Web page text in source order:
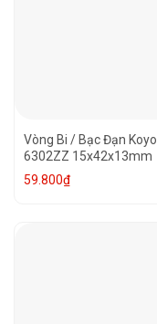
Vòng Bi / Bạc Đạn Koyo
6302ZZ 15x42x13mm
59.800₫